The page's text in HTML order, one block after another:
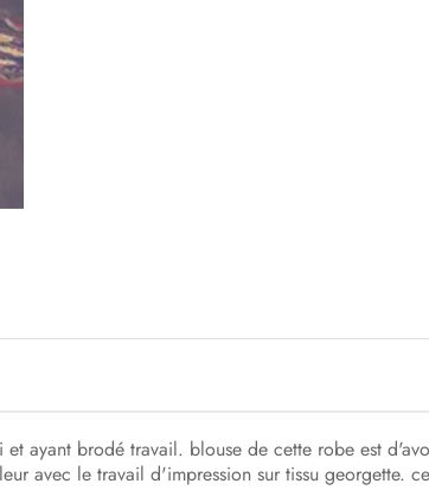
ayant brodé travail. blouse de cette robe est
avec le travail d'impression sur tissu georgette.